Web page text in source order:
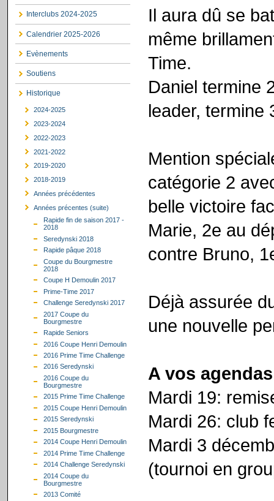
Interclubs 2024-2025
Calendrier 2025-2026
Evènements
Soutiens
Historique
2024-2025
2023-2024
2022-2023
2021-2022
2019-2020
2018-2019
Années précédentes
Années précentes (suite)
Rapide fin de saison 2017 -
2018
Seredynski 2018
Rapide pâque 2018
Coupe du Bourgmestre
2018
Coupe H Demoulin 2017
Prime-Time 2017
Challenge Seredynski 2017
2017 Coupe du
Bourgmestre
Rapide Seniors
2016 Coupe Henri Demoulin
2016 Prime Time Challenge
2016 Seredynski
2016 Coupe du
Bourgmestre
2015 Prime Time Challenge
2015 Coupe Henri Demoulin
2015 Seredynski
2015 Bourgmestre
2014 Coupe Henri Demoulin
2014 Prime Time Challenge
2014 Challenge Seredynski
2014 Coupe du
Bourgmestre
2013 Comité
Il aura dû se
même
Time.
Daniel termine
leader, termine
Mention
catégorie 2
belle victoire
Marie, 2e au
contre Bruno,
Déjà assurée
une nouvelle
A vos
Mardi 19:
Mardi 26: club
Mardi 3
(tournoi en